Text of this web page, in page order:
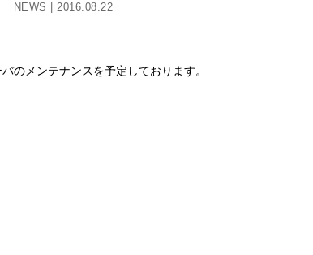
NEWS |2016.08.22
のメンテナンスを予定しております。